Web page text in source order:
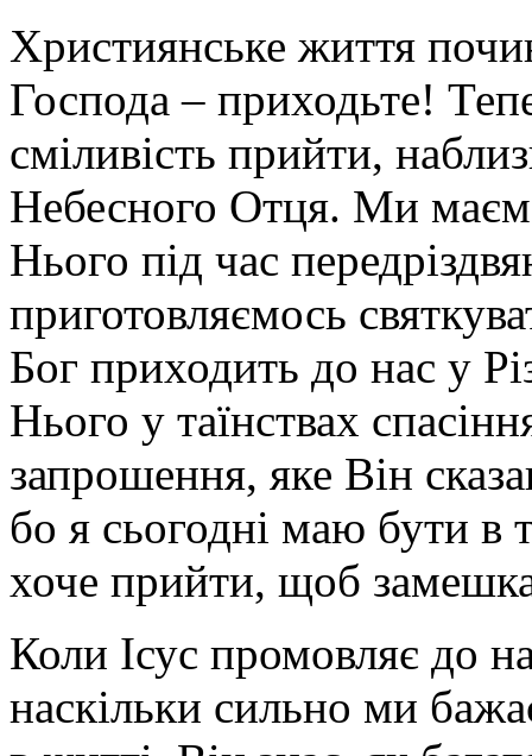
Християнське життя
Господа – приходьте!
сміливість прийти,
Небесного Отця. Ми
Нього під час
приготовляємось
Бог приходить до нас у
Нього у таїнствах
запрошення, яке Він
бо я сьогодні маю бути в
хоче прийти, щоб
Коли Ісус промовляє до
наскільки сильно ми